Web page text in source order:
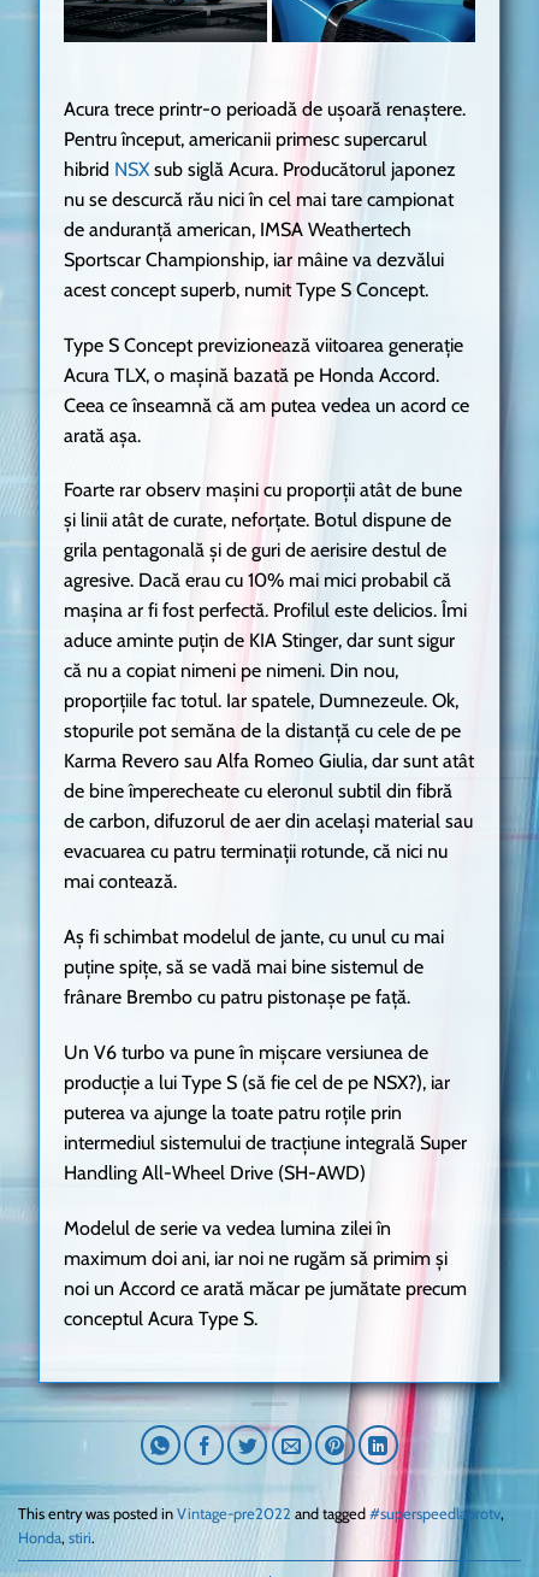
Acura trece printr-o perioadă de ușoară renaștere.
Pentru început, americanii primesc supercarul
hibrid NSXsub siglă Acura. Producătorul japonez
nu se descurcă rău nici în cel mai tare campionat
de anduranță american, IMSA Weathertech
Sportscar Championship, iar mâine va dezvălui
acest concept superb, numit Type S Concept.
Type S Concept previzionează viitoarea generație
Acura TLX, o mașină bazată pe Honda Accord.
Ceea ce înseamnă că am putea vedea un acord ce
arată așa.
Foarte rar observ mașini cu proporții atât de bune
și linii atât de curate, neforțate. Botul dispune de
grila pentagonală și de guri de aerisire destul de
agresive. Dacă erau cu 10% mai mici probabil că
mașina ar fi fost perfectă. Profilul este delicios. Îmi
aduce aminte puțin de KIA Stinger, dar sunt sigur
că nu a copiat nimeni pe nimeni. Din nou,
proporțiile fac totul. Iar spatele, Dumnezeule. Ok,
stopurile pot semăna de la distanță cu cele de pe
Karma Revero sau Alfa Romeo Giulia, dar sunt atât
de bine împerecheate cu eleronul subtil din fibră
de carbon, difuzorul de aer din același material sau
evacuarea cu patru terminații rotunde, că nici nu
mai contează.
Aș fi schimbat modelul de jante, cu unul cu mai
puține spițe, să se vadă mai bine sistemul de
frânare Brembo cu patru pistonașe pe față.
Un V6 turbo va pune în mișcare versiunea de
producție a lui Type S (să fie cel de pe NSX?), iar
puterea va ajunge la toate patru roțile prin
intermediul sistemului de tracțiune integrală Super
Handling All-Wheel Drive (SH-AWD)
Modelul de serie va vedea lumina zilei în
maximum doi ani, iar noi ne rugăm să primim și
noi un Accord ce arată măcar pe jumătate precum
conceptul Acura Type S.
This entry was posted in Vintage-pre2022 and tagged #superspeedlaprotv,
Honda, stiri.